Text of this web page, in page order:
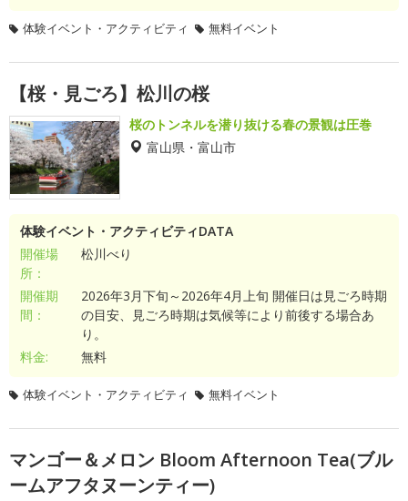
体験イベント・アクティビティ 無料イベント
【桜・見ごろ】松川の桜
桜のトンネルを潜り抜ける春の景観は圧巻
富山県・富山市
体験イベント・アクティビティDATA
開催場
所：
松川べり
開催期
間：
2026年3月下旬～2026年4月上旬 開催日は見ごろ時期
の目安、見ごろ時期は気候等により前後する場合あ
り。
料金:
無料
体験イベント・アクティビティ 無料イベント
マンゴー＆メロン Bloom Afternoon Tea(ブル
ームアフタヌーンティー)